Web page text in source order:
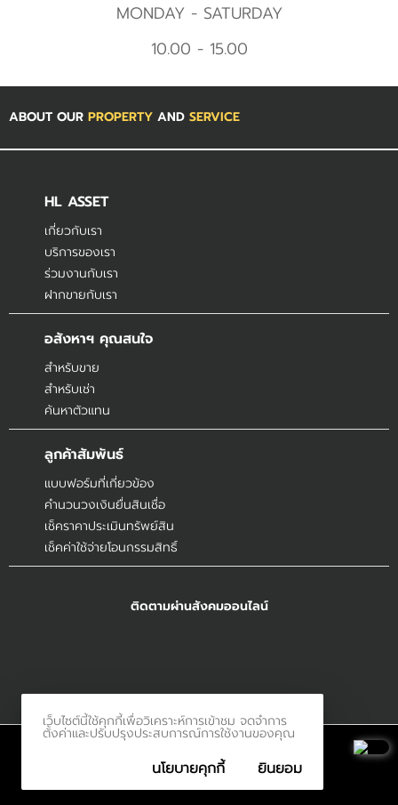
MONDAY - SATURDAY
10.00 - 15.00
ABOUT OUR PROPERTY AND SERVICE
HL ASSET
เกี่ยวกับเรา
บริการของเรา
ร่วมงานกับเรา
ฝากขายกับเรา
อสังหาฯ คุณสนใจ
สำหรับขาย
สำหรับเช่า
ค้นหาตัวแทน
ลูกค้าสัมพันธ์
แบบฟอร์มที่เกี่ยวข้อง
คำนวนวงเงินยื่นสินเชื่อ
เช็คราคาประเมินทรัพย์สิน
เช็คค่าใช้จ่ายโอนกรรมสิทธิ์
ติดตามผ่านสังคมออนไลน์
Innerethai.com All Rights Reserved.
เว็บไซต์นี้ใช้คุกกี้เพื่อวิเคราะห์การเข้าชม จดจำการ
ตั้งค่าและปรับปรุงประสบการณ์การใช้งานของคุณ
นโยบายคุกกี้ ยินยอม